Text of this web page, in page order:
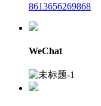
8613656269868
WeChat